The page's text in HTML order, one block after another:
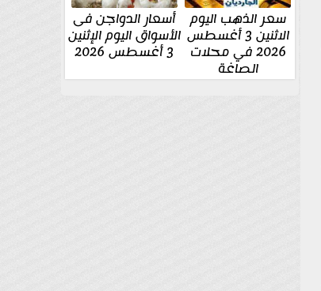
سعر الذهب اليوم
الاثنين 3 أغسطس
2026 في محلات
الصاغة
أسعار الدواجن فى
الأسواق اليوم الإثنين
3 أغسطس 2026